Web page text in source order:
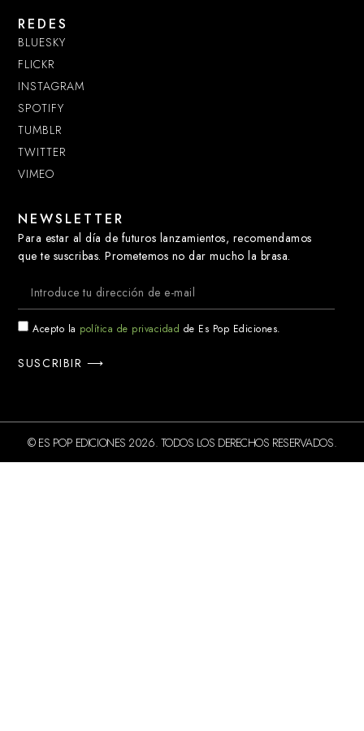
REDES
BLUESKY
FLICKR
INSTAGRAM
SPOTIFY
TUMBLR
TWITTER
VIMEO
NEWSLETTER
Para estar al día de futuros lanzamientos, recomendamos
que te suscribas. Prometemos no dar mucho la brasa.
Acepto la política de privacidad de Es Pop Ediciones.
SUSCRIBIR ⟶
© ES POP EDICIONES 2026. TODOS LOS DERECHOS RESERVADOS.